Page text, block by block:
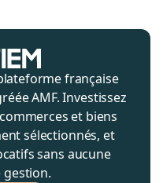
française
AMF. Investissez
et biens
sélectionnés, et
sans aucune